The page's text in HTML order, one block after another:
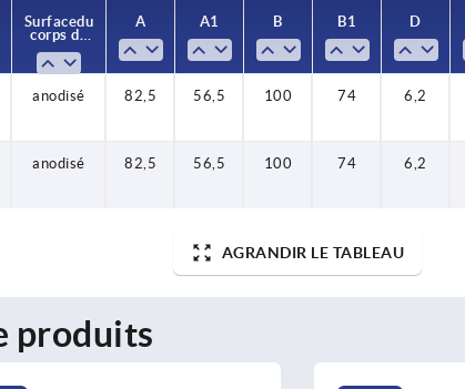
Surface du
corps de
A A1 B B1 D
anodisé 82,5 56,5 100 74 6,2
anodisé 82,5 56,5 100 74 6,2
AGRANDIR LE TABLEAU
produits